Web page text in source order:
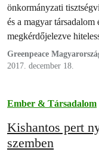
önkormányzati
és a magyar
megkérdőjelezve
Mi, a legkülönbözőbb
civil szervezetek
Greenpeace
2017. december 18.
Ember & Társadalom
Kishantos pert
szemben